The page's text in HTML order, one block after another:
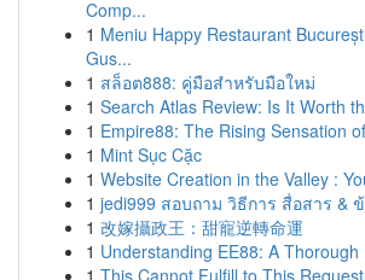
Comp...
1 Meniu Happy Restaurant
Gus...
1 สล็อต888: คู่มือสำหรับมือใหม่
1 Search Atlas Review: Is It Worth
1 Empire88: The Rising Sensation
1 Mint Sục Cặc
1 Website Creation in the Valley :
1 jedi999 สอบถาม วิธีการ สื่อสาร &
1 改嫁攝政王：甜寵逆轉命運
1 Understanding EE88: A Thorough
1 This Cannot Fulfill to This Request